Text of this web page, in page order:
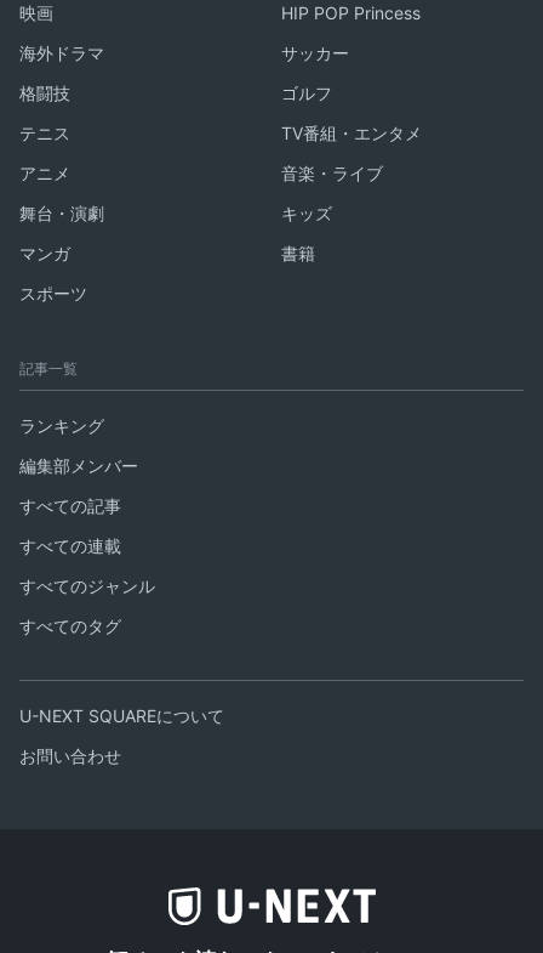
映画
HIP POP Princess
海外ドラマ
サッカー
格闘技
ゴルフ
テニス
TV番組・エンタメ
アニメ
音楽・ライブ
舞台・演劇
キッズ
マンガ
書籍
スポーツ
記事一覧
ランキング
編集部メンバー
すべての記事
すべての連載
すべてのジャンル
すべてのタグ
U-NEXT SQUAREについて
お問い合わせ